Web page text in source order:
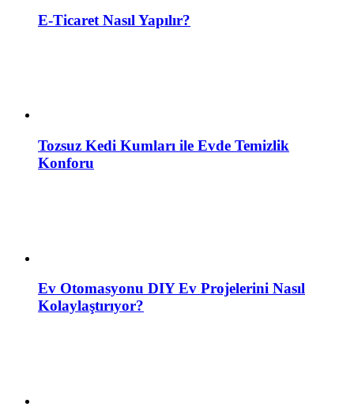
E-Ticaret Nasıl Yapılır?
Tozsuz Kedi Kumları ile Evde Temizlik
Konforu
Ev Otomasyonu DIY Ev Projelerini Nasıl
Kolaylaştırıyor?